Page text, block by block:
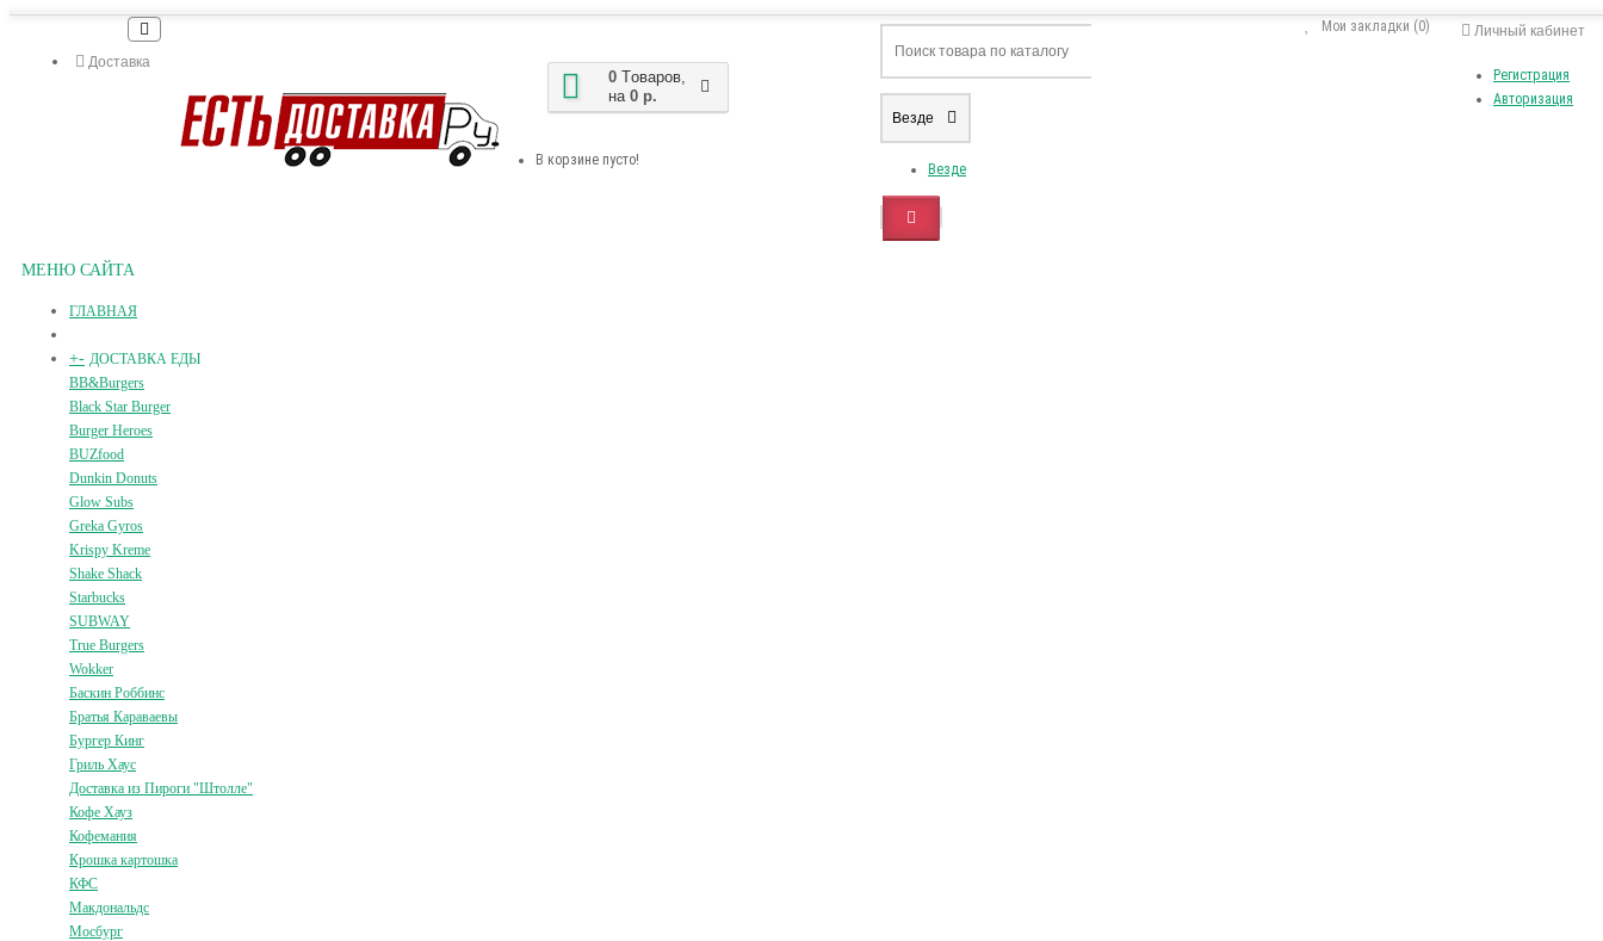
Доставка
Личный кабинет
Регистрация
Авторизация
Мои закладки (0)
0 Tоваров,
на 0 р.
В корзине пусто!
Везде
Везде
МЕНЮ САЙТА
ГЛАВНАЯ
+- ДОСТАВКА ЕДЫ
BB&Burgers
Black Star Burger
Burger Heroes
BUZfood
Dunkin Donuts
Glow Subs
Greka Gyros
Krispy Kreme
Shake Shack
Starbucks
SUBWAY
True Burgers
Wokker
Баскин Роббинс
Братья Караваевы
Бургер Кинг
Гриль Хаус
Доставка из Пироги "Штолле"
Кофе Хауз
Кофемания
Крошка картошка
КФС
Макдональдс
Мосбург